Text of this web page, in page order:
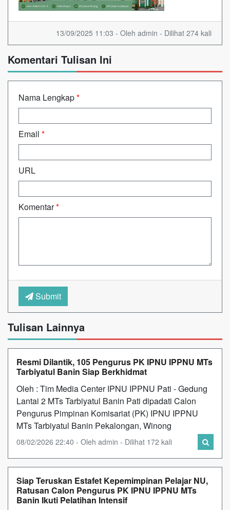
13/09/2025 11:03 - Oleh admin - Dilihat 274 kali
Komentari Tulisan Ini
Nama Lengkap*
Email *
URL
Komentar*
Submit
Tulisan Lainnya
Resmi Dilantik, 105 Pengurus PK IPNU IPPNU MTs
Tarbiyatul Banin Siap Berkhidmat
Oleh : Tim Media Center IPNU IPPNU Pati - Gedung
Lantai 2 MTs Tarbiyatul Banin Pati dipadati Calon
Pengurus Pimpinan Komisariat (PK) IPNU IPPNU
MTs Tarbiyatul Banin Pekalongan, Winong
08/02/2026 22:40 - Oleh admin - Dilihat 172 kali
Siap Teruskan Estafet Kepemimpinan Pelajar NU,
Ratusan Calon Pengurus PK IPNU IPPNU MTs
Banin Ikuti Pelatihan Intensif